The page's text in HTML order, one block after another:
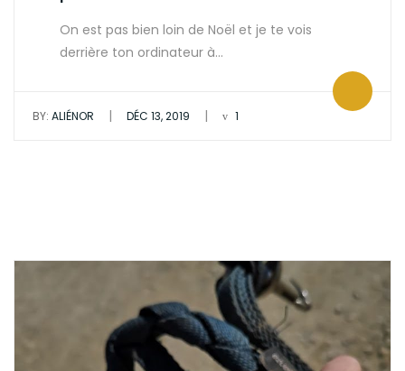
On est pas bien loin de Noël et je te vois
derrière ton ordinateur à…
BY: ALIÉNOR | DÉC 13, 2019 | 1